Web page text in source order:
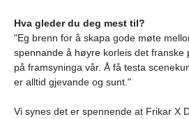
Hva gleder du deg mest til?
"Eg brenn for å skapa gode møte
spennande å høyre korleis det franske
på framsyninga vår. Å få testa
er alltid gjevande og sunt."
Vi synes det er spennende at Frikar X